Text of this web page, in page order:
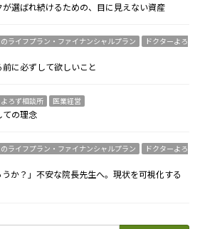
が選ばれ続けるための、目に見えない資産
のライフプラン・ファイナンシャルプラン
ドクターよろ
に必ずして欲しいこと
よろず相談所 医業経営
ての理念
のライフプラン・ファイナンシャルプラン
ドクターよろ
うか？」不安な院長先生へ。現状を可視化する